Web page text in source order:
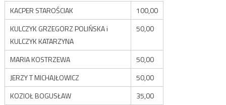
KACPER STAROŚCIAK
100,00
KULCZYK GRZEGORZ POLIŃSKA i
KULCZYK KATARZYNA
50,00
MARIA KOSTRZEWA
50,00
JERZY T MICHAJŁOWICZ
50,00
KOZIOŁ BOGUSŁAW
35,00